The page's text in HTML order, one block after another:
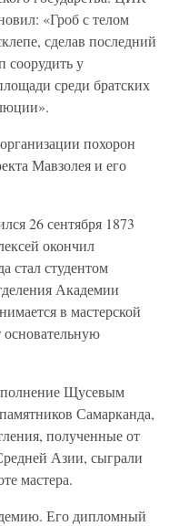
«Гроб с телом
сделав последний
соорудить у
среди братских
похорон
Мавзолея и его
26 сентября 1873
окончил
стал студентом
Академии
в мастерской
Щусевым
Самарканда,
полученные от
Азии, сыграли
мастера.
Его дипломный